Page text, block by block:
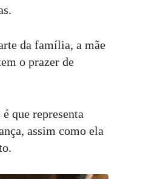
da família, a mãe
o prazer de
que representa
assim como ela